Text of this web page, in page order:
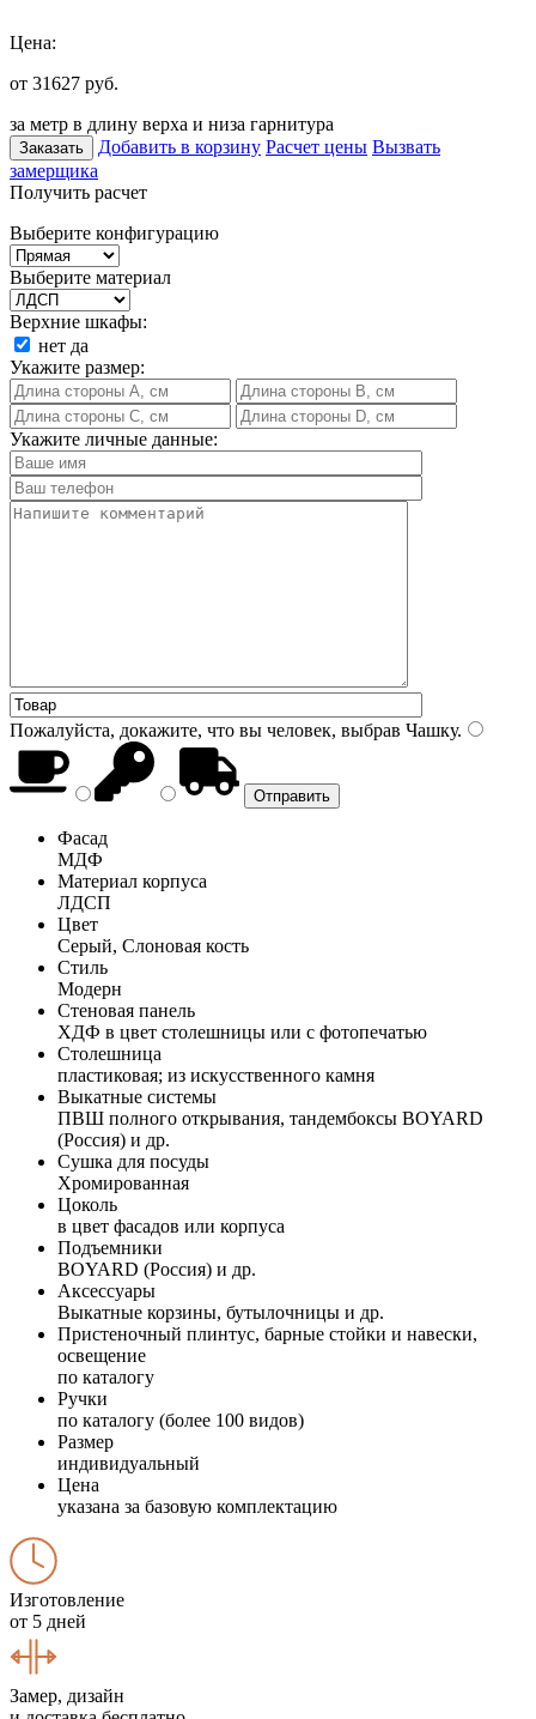
Цена:
от 31627 руб.
за метр в длину верха и низа гарнитура
Заказать Добавить в корзину Расчет цены Вызвать
замерщика
Получить расчет
Выберите конфигурацию
Выберите материал
Верхние шкафы:
нет да
Укажите размер:
Укажите личные данные:
Пожалуйста, докажите, что вы человек, выбрав Чашку.
Фасад
МДФ
Материал корпуса
ЛДСП
Цвет
Серый, Слоновая кость
Стиль
Модерн
Стеновая панель
ХДФ в цвет столешницы или с фотопечатью
Столешница
пластиковая; из искусственного камня
Выкатные системы
ПВШ полного открывания, тандембоксы BOYARD
(Россия) и др.
Сушка для посуды
Хромированная
Цоколь
в цвет фасадов или корпуса
Подъемники
BOYARD (Россия) и др.
Аксессуары
Выкатные корзины, бутылочницы и др.
Пристеночный плинтус, барные стойки и навески,
освещение
по каталогу
Ручки
по каталогу (более 100 видов)
Размер
индивидуальный
Цена
указана за базовую комплектацию
Изготовление
от 5 дней
Замер, дизайн